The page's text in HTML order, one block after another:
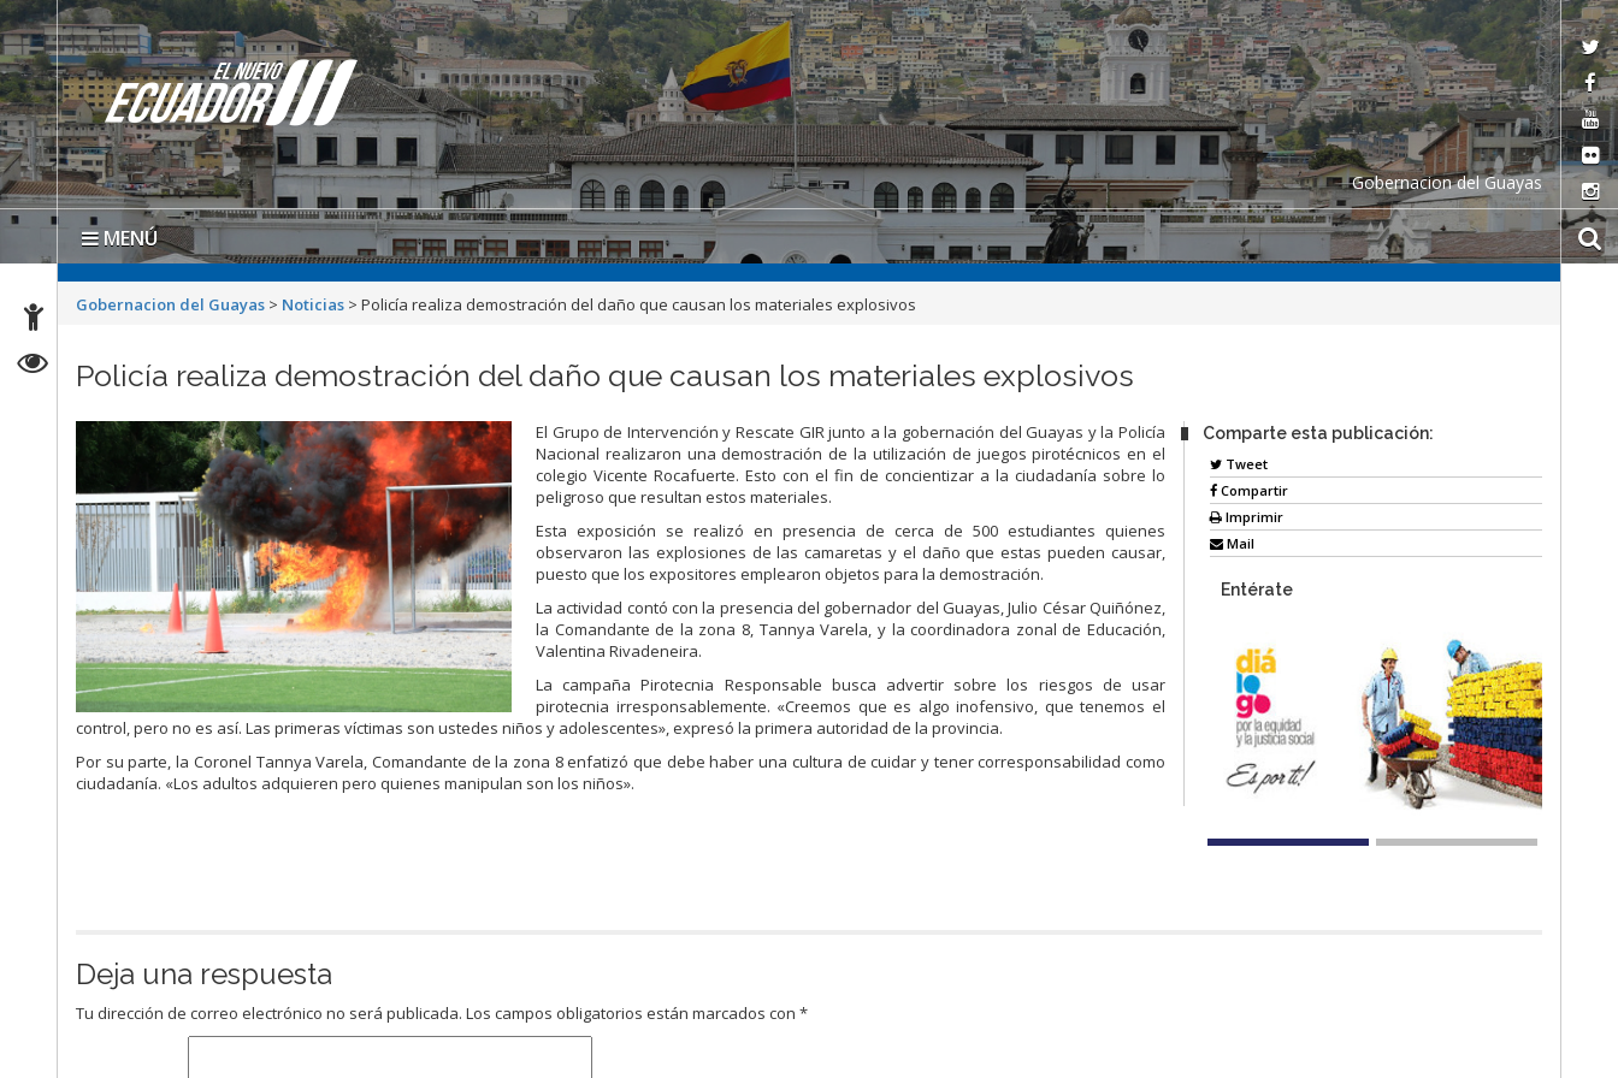
Gobernacion del Guayas
MENÚ
Gobernacion del Guayas > Noticias >Policía realiza demostración del daño que causan los materiales explosivos
Policía realiza demostración del daño que causan los materiales explosivos
El Grupo de Intervención y Rescate GIR junto a la gobernación del Guayas y la Policía
Nacional realizaron una demostración de la utilización de juegos pirotécnicos en el
colegio Vicente Rocafuerte. Esto con el fin de concientizar a la ciudadanía sobre lo
peligroso que resultan estos materiales.
Esta exposición se realizó en presencia de cerca de 500 estudiantes quienes
observaron las explosiones de las camaretas y el daño que estas pueden causar,
puesto que los expositores emplearon objetos para la demostración.
La actividad contó con la presencia del gobernador del Guayas, Julio César Quiñónez,
la Comandante de la zona 8, Tannya Varela, y la coordinadora zonal de Educación,
Valentina Rivadeneira.
La campaña Pirotecnia Responsable busca advertir sobre los riesgos de usar
pirotecnia irresponsablemente. «Creemos que es algo inofensivo, que tenemos el
control, pero no es así. Las primeras víctimas son ustedes niños y adolescentes», expresó la primera autoridad de la provincia.
Por su parte, la Coronel Tannya Varela, Comandante de la zona 8 enfatizó que debe haber una cultura de cuidar y tener corresponsabilidad como
ciudadanía. «Los adultos adquieren pero quienes manipulan son los niños».
Comparte esta publicación:
Tweet
Compartir
Imprimir
Mail
Entérate
Deja una respuesta
Tu dirección de correo electrónico no será publicada. Los campos obligatorios están marcados con*